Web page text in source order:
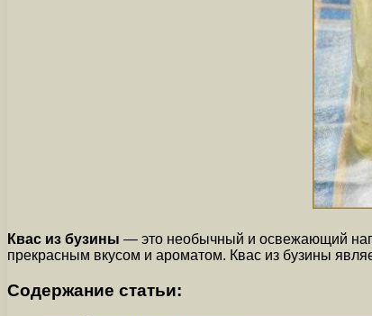
Квас из бузины — это необычный и освежающий
прекрасным вкусом и ароматом. Квас из бузины
Содержание статьи: